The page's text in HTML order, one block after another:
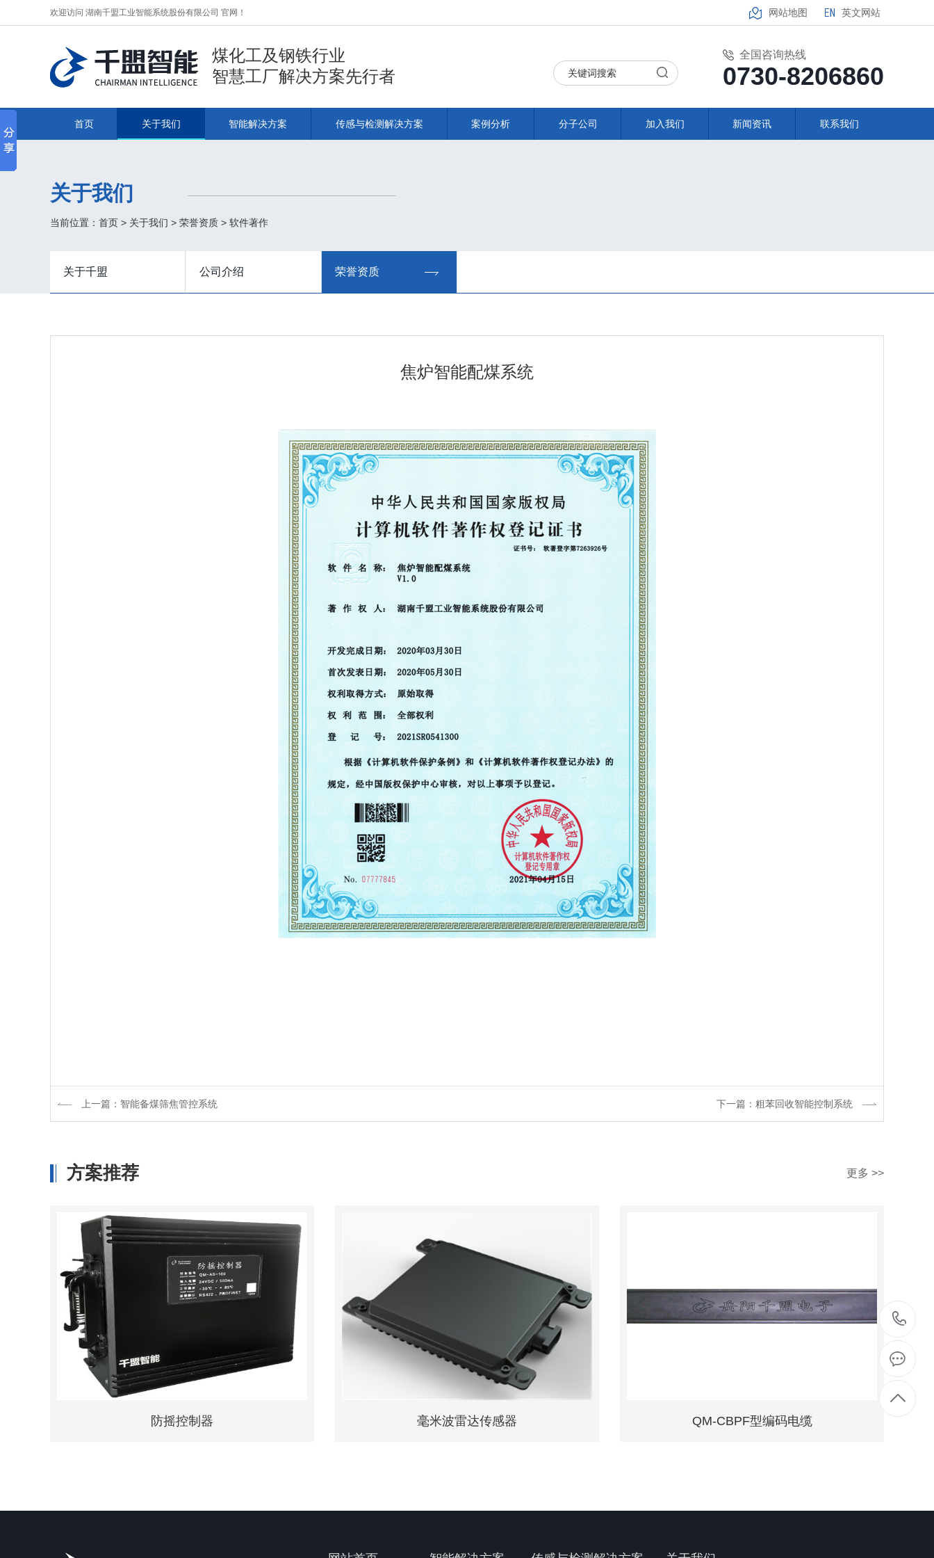
欢迎访问 湖南千盟工业智能系统股份有限公司 官网！ 网站地图 英文网站
煤化工及钢铁行业
智慧工厂解决方案先行者
全国咨询热线
0730-8206860
首页 关于我们 智能解决方案 传感与检测解决方案 案例分析 分子公司 加入我们 新闻资讯 联系我们
关于我们
当前位置： 首页 > 关于我们 > 荣誉资质 > 软件著作
关于千盟 公司介绍 荣誉资质
焦炉智能配煤系统
上一篇：智能备煤筛焦管控系统 下一篇：粗苯回收智能控制系统
方案推荐 更多 >>
防摇控制器 毫米波雷达传感器
毫米波雷达传感器
QM-CBPF型编码电缆
QM-CBPF型编码电缆
详情 咨询